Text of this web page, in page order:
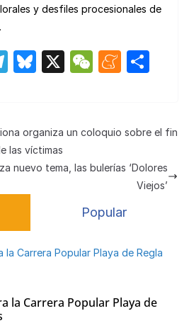
y desfiles procesionales de
T
gr
a
m
Bl
s
k
y
X
W
h
M
e
m
p
tir
organiza un coloquio sobre el fin
las víctimas
nuevo tema, las bulerías ‘Dolores
Viejos’
Popular
la Carrera Popular Playa de